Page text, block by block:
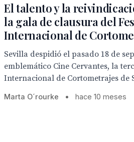
El talento y la
la gala de clausura del
Internacional de
Sevilla despidió el pasado 18 de
emblemático Cine Cervantes, la
Internacional de Cortometrajes de
Marta O´rourke • hace 10 meses